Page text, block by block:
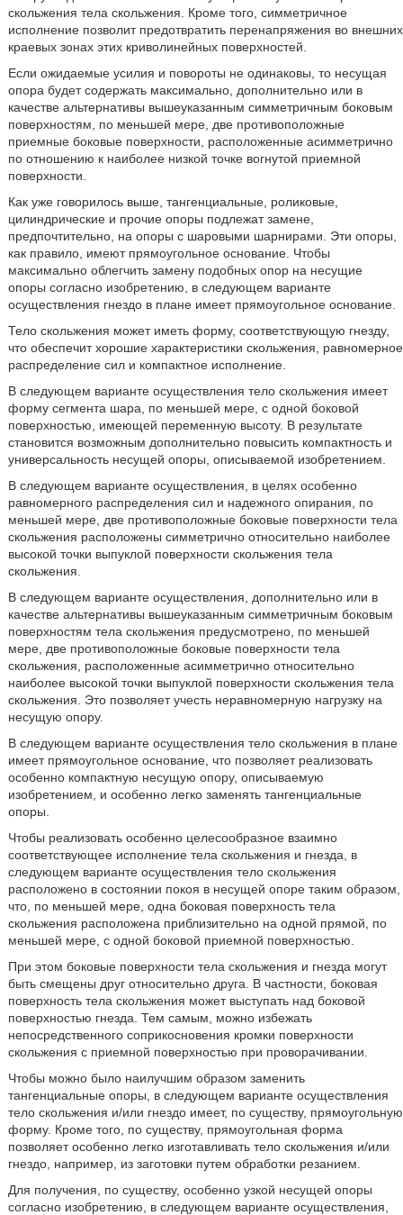
скольжения тела скольжения. Кроме того, симметричное
исполнение позволит предотвратить перенапряжения во внешних
краевых зонах этих криволинейных поверхностей.
Если ожидаемые усилия и повороты не одинаковы, то несущая
опора будет содержать максимально, дополнительно или в
качестве альтернативы вышеуказанным симметричным боковым
поверхностям, по меньшей мере, две противоположные
приемные боковые поверхности, расположенные асимметрично
по отношению к наиболее низкой точке вогнутой приемной
поверхности.
Как уже говорилось выше, тангенциальные, роликовые,
цилиндрические и прочие опоры подлежат замене,
предпочтительно, на опоры с шаровыми шарнирами. Эти опоры,
как правило, имеют прямоугольное основание. Чтобы
максимально облегчить замену подобных опор на несущие
опоры согласно изобретению, в следующем варианте
осуществления гнездо в плане имеет прямоугольное основание.
Тело скольжения может иметь форму, соответствующую гнезду,
что обеспечит хорошие характеристики скольжения, равномерное
распределение сил и компактное исполнение.
В следующем варианте осуществления тело скольжения имеет
форму сегмента шара, по меньшей мере, с одной боковой
поверхностью, имеющей переменную высоту. В результате
становится возможным дополнительно повысить компактность и
универсальность несущей опоры, описываемой изобретением.
В следующем варианте осуществления, в целях особенно
равномерного распределения сил и надежного опирания, по
меньшей мере, две противоположные боковые поверхности тела
скольжения расположены симметрично относительно наиболее
высокой точки выпуклой поверхности скольжения тела
скольжения.
В следующем варианте осуществления, дополнительно или в
качестве альтернативы вышеуказанным симметричным боковым
поверхностям тела скольжения предусмотрено, по меньшей
мере, две противоположные боковые поверхности тела
скольжения, расположенные асимметрично относительно
наиболее высокой точки выпуклой поверхности скольжения тела
скольжения. Это позволяет учесть неравномерную нагрузку на
несущую опору.
В следующем варианте осуществления тело скольжения в плане
имеет прямоугольное основание, что позволяет реализовать
особенно компактную несущую опору, описываемую
изобретением, и особенно легко заменять тангенциальные
опоры.
Чтобы реализовать особенно целесообразное взаимно
соответствующее исполнение тела скольжения и гнезда, в
следующем варианте осуществления тело скольжения
расположено в состоянии покоя в несущей опоре таким образом,
что, по меньшей мере, одна боковая поверхность тела
скольжения расположена приблизительно на одной прямой, по
меньшей мере, с одной боковой приемной поверхностью.
При этом боковые поверхности тела скольжения и гнезда могут
быть смещены друг относительно друга. В частности, боковая
поверхность тела скольжения может выступать над боковой
поверхностью гнезда. Тем самым, можно избежать
непосредственного соприкосновения кромки поверхности
скольжения с приемной поверхностью при проворачивании.
Чтобы можно было наилучшим образом заменить
тангенциальные опоры, в следующем варианте осуществления
тело скольжения и/или гнездо имеет, по существу, прямоугольную
форму. Кроме того, по существу, прямоугольная форма
позволяет особенно легко изготавливать тело скольжения и/или
гнездо, например, из заготовки путем обработки резанием.
Для получения, по существу, особенно узкой несущей опоры
согласно изобретению, в следующем варианте осуществления,